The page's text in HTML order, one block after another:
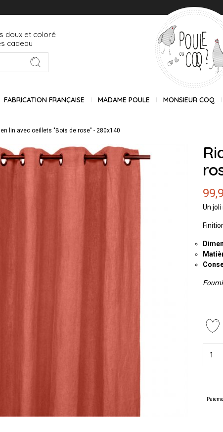
doux et coloré
cadeau
FABRICATION FRANÇAISE MADAME POULE MONSIEUR COQ
en lin avec oeillets "Bois de rose" - 280x140
Un